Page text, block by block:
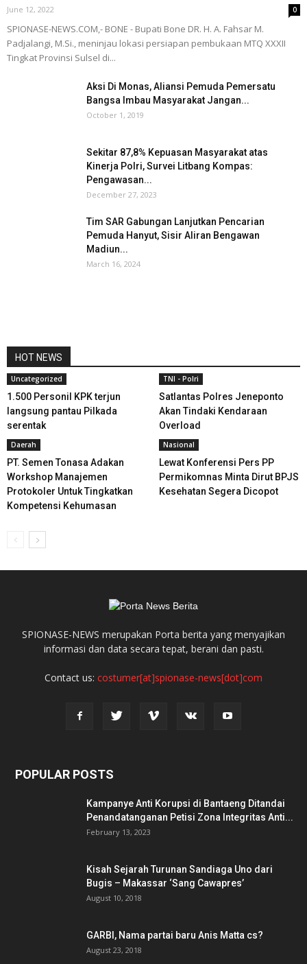
June 12, 2022 0
SPIONASE-NEWS.COM,- BONE - Bupati Bone DR. H. A. Fahsar M.
Padjalangi, M.Si., meninjau lokasi persiapan pembukaan MTQ XXXII
Tingkat Provinsi Sulsel di...
Aksi Di Monas, Aliansi Pemuda Pemersatu
Bangsa Imbau Masyarakat Jangan...
October 1, 2019
Sekitar 87,8% Kepuasan Masyarakat atas
Kinerja Polri, Survei Litbang Kompas:
Pengawasan...
December 27, 2023
Tim SAR Gabungan Lanjutkan Pencarian
Pemuda Hanyut, Sisir Aliran Bengawan
Madiun...
March 16, 2024
HOT NEWS
Uncategorized
1.500 Personil KPK terjun
langsung pantau Pilkada
serentak
TNI - Polri
Satlantas Polres Jeneponto
Akan Tindaki Kendaraan
Overload
Daerah
PT. Semen Tonasa Adakan
Workshop Manajemen
Protokoler Untuk Tingkatkan
Kompetensi Kehumasan
Nasional
Lewat Konferensi Pers PP
Permikomnas Minta Dirut BPJS
Kesehatan Segera Dicopot
SPIONASE-NEWS merupakan Porta berita yang menyajikan
informasi dan data secara tepat, berani dan pasti.
Contact us: costumer[at]spionase-news[dot]com
POPULAR POSTS
Kampanye Anti Korupsi di Bantaeng Ditandai
Penandatanganan Petisi Zona Integritas Anti...
February 13, 2023
Kisah Sejarah Turunan Sandiaga Uno dari
Bugis – Makassar ‘Sang Cawapres’
August 10, 2018
GARBI, Nama partai baru Anis Matta cs?
August 23, 2018